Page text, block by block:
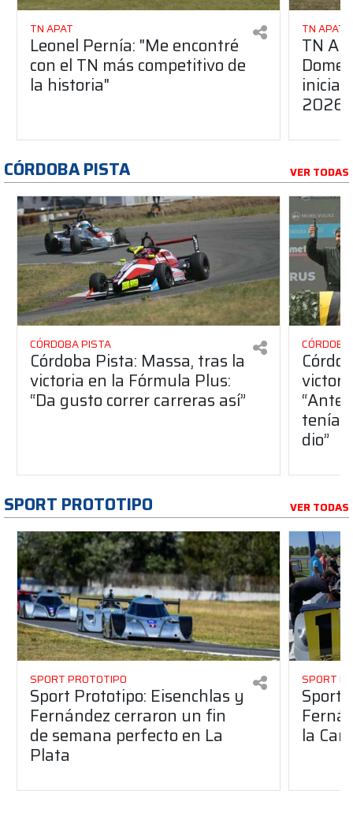
TN APAT
Leonel Pernía: "Me encontré
con el TN más competitivo de
la historia"
TN APAT
TN
2026
CÓRDOBA PISTA VER TODAS
CÓRDOBA PISTA
Córdoba Pista: Massa, tras la
victoria en la Fórmula Plus:
“Da gusto correr carreras así”
dio”
SPORT PROTOTIPO VER TODAS
SPORT PROTOTIPO
Sport Prototipo: Eisenchlas y
Fernández cerraron un fin
de semana perfecto en La
Plata
SPORT
Sport
la